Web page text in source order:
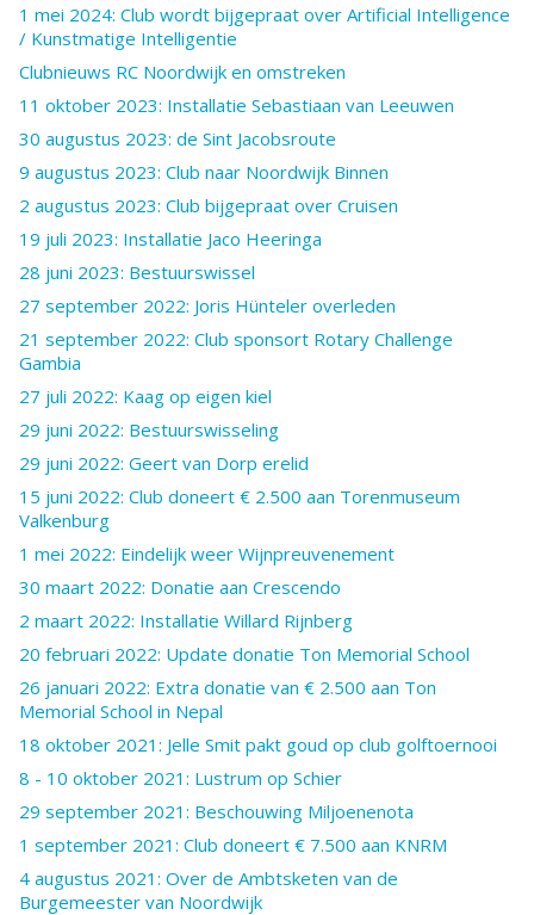
1 mei 2024: Club wordt bijgepraat over Artificial Intelligence
/ Kunstmatige Intelligentie
Clubnieuws RC Noordwijk en omstreken
11 oktober 2023: Installatie Sebastiaan van Leeuwen
30 augustus 2023: de Sint Jacobsroute
9 augustus 2023: Club naar Noordwijk Binnen
2 augustus 2023: Club bijgepraat over Cruisen
19 juli 2023: Installatie Jaco Heeringa
28 juni 2023: Bestuurswissel
27 september 2022: Joris Hünteler overleden
21 september 2022: Club sponsort Rotary Challenge
Gambia
27 juli 2022: Kaag op eigen kiel
29 juni 2022: Bestuurswisseling
29 juni 2022: Geert van Dorp erelid
15 juni 2022: Club doneert € 2.500 aan Torenmuseum
Valkenburg
1 mei 2022: Eindelijk weer Wijnpreuvenement
30 maart 2022: Donatie aan Crescendo
2 maart 2022: Installatie Willard Rijnberg
20 februari 2022: Update donatie Ton Memorial School
26 januari 2022: Extra donatie van € 2.500 aan Ton
Memorial School in Nepal
18 oktober 2021: Jelle Smit pakt goud op club golftoernooi
8 - 10 oktober 2021: Lustrum op Schier
29 september 2021: Beschouwing Miljoenenota
1 september 2021: Club doneert € 7.500 aan KNRM
4 augustus 2021: Over de Ambtsketen van de
Burgemeester van Noordwijk